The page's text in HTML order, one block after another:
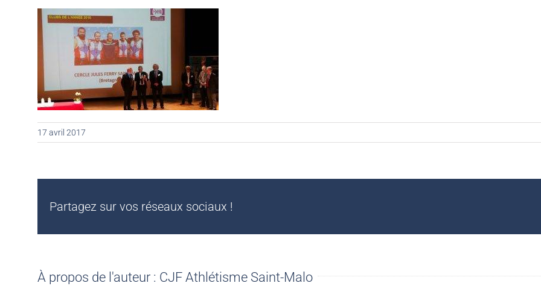
17 avril 2017
Partagez sur vos réseaux sociaux !
À propos de l'auteur : CJF Athlétisme Saint-Malo